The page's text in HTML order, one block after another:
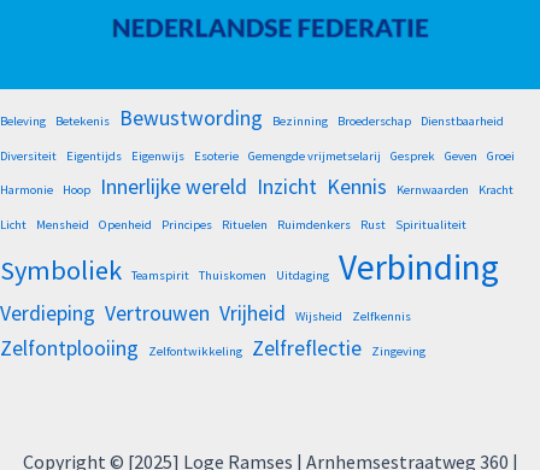
Beleving Betekenis Bewustwording Bezinning Broederschap Dienstbaarheid
Diversiteit Eigentijds Eigenwijs Esoterie Gemengde vrijmetselarij Gesprek Geven Groei
Harmonie Hoop Innerlijke wereld Inzicht Kennis Kernwaarden Kracht
Licht Mensheid Openheid Principes Rituelen Ruimdenkers Rust Spiritualiteit
Symboliek Teamspirit Thuiskomen Uitdaging Verbinding
Verdieping Vertrouwen Vrijheid Wijsheid Zelfkennis
Zelfontplooiing Zelfontwikkeling Zelfreflectie Zingeving
Copyright © [2025] Loge Ramses | Arnhemsestraatweg 360 |